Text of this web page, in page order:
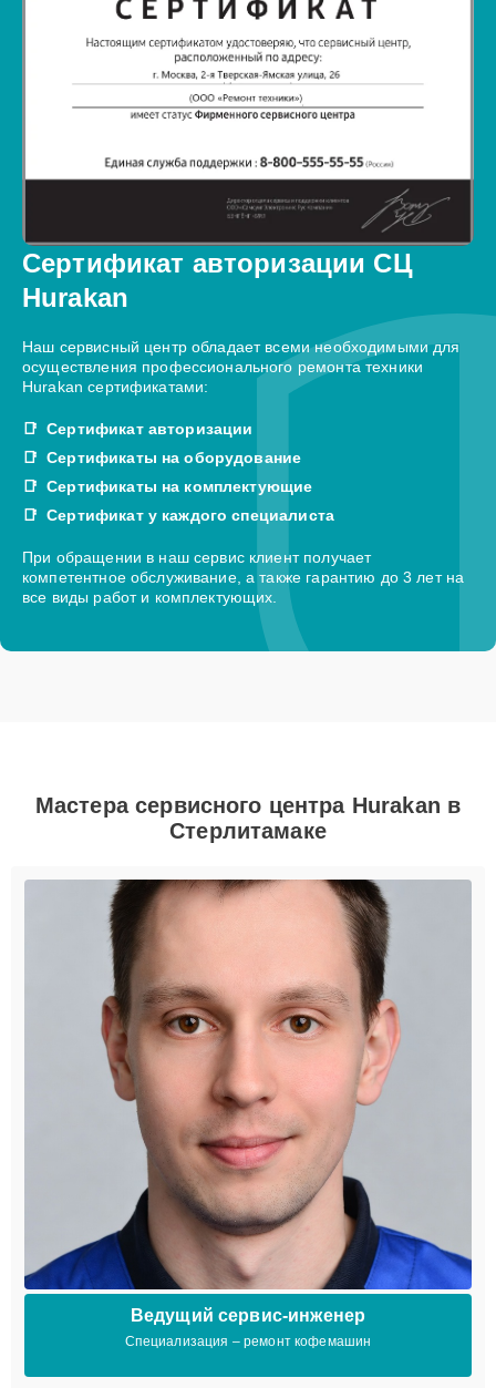
Сертификат авторизации СЦ
Hurakan
Наш сервисный центр обладает всеми необходимыми для
осуществления профессионального ремонта техники
Hurakan сертификатами:
Сертификат авторизации
Сертификаты на оборудование
Сертификаты на комплектующие
Сертификат у каждого специалиста
При обращении в наш сервис клиент получает
компетентное обслуживание, а также гарантию до 3 лет на
все виды работ и комплектующих.
Мастера сервисного центра Hurakan в
Стерлитамаке
Ведущий сервис-инженер
Специализация – ремонт кофемашин